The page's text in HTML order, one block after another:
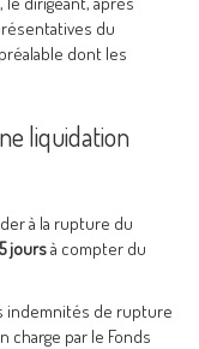
du
dont les
liquidation
à la rupture du
joursà compter du
indemnités de rupture
charge par le Fonds